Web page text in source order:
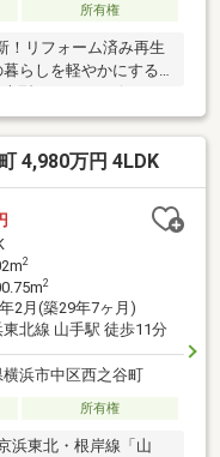
所有権
！リフォーム済み再生
らしを軽やかにする
型WIC＆サービスルー
たアフターケア☆彡◆◇
市の不動産なら当社
ＵＭＯや他サイトに
件も多数ご紹介中！資
プランナーによる無料
よる生涯無料相談付き
！
4,980万円 4LDK
2
2
2月(築29年7ヶ月)
東北線 山手駅 徒歩11分
浜市中区西之谷町
所有権
浜東北・根岸線「山